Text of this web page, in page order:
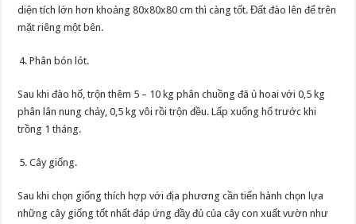
diện tích lớn hơn khoảng 80x80x80 cm thì càng tốt. Đất đào lên để trên
mặt riêng một bên.
Phân bón lót.
Sau khi đào hố, trộn thêm 5 – 10 kg phân chuồng đã ủ hoai với 0,5 kg
phân lân nung chảy, 0,5 kg vôi rồi trộn đều. Lấp xuống hố trước khi
trồng 1 tháng.
Cây giống.
Sau khi chọn giống thích hợp với địa phương cần tiến hành chọn lựa
những cây giống tốt nhất đáp ứng đầy đủ của cây con xuất vườn như